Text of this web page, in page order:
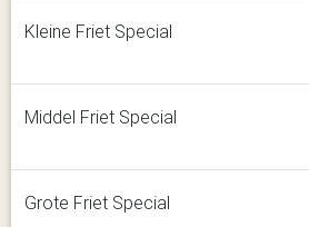
Kleine Friet Special
Middel Friet Special
Grote Friet Special